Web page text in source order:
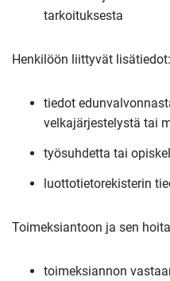
tarkoituksesta
Henkilöön liittyvät lisätiedot:
tiedot
velkajärjestelystä tai
työsuhdetta tai
luottotietorekisterin
Toimeksiantoon ja sen
toimeksiannon